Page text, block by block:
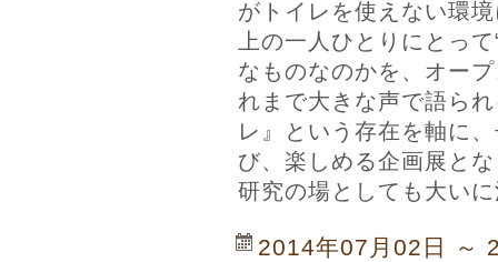
がトイレを使えない環
上の一人ひとりにとっ
なものなのかを、オー
れまで大きな声で語ら
レ』という存在を軸に
び、楽しめる企画展と
研究の場としても大い
2014年07月02日 ～